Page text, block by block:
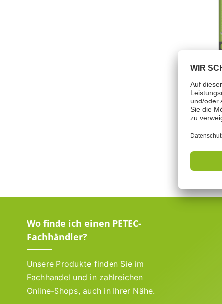
Wo finde ich einen PETEC-
Fachhändler?
Unsere Produkte finden Sie im
Fachhandel und in zahlreichen
Online-Shops, auch in Ihrer Nähe.